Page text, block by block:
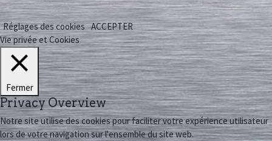
Réglages des cookies ACCEPTER
Vie privée et Cookies
Fermer
Privacy Overview
Notre site utilise des cookies pour faciliter votre expérience utilisateur
lors de votre navigation sur l'ensemble du site web.